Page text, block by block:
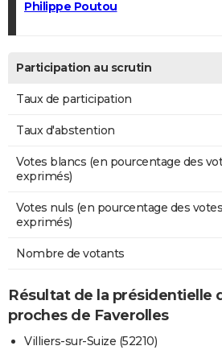
Philippe Poutou
Participation au scrutin
Taux de participation
Taux d'abstention
Votes blancs (en pourcentage des
exprimés)
Votes nuls (en pourcentage des votes
exprimés)
Nombre de votants
Résultat de la présidentielle
proches de Faverolles
Villiers-sur-Suize (52210)